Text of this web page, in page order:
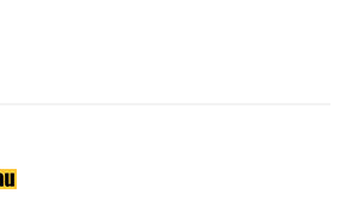
der Bergischen Uni